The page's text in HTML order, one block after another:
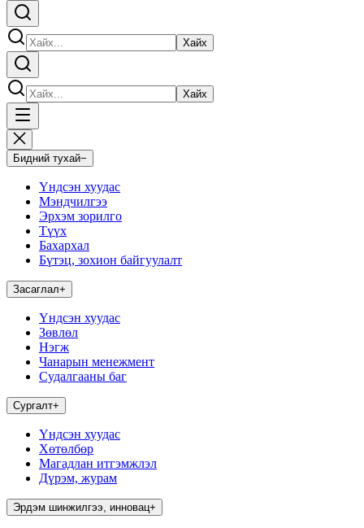
Хайх
Хайх
Бидний тухай−
Үндсэн хуудас
Мэндчилгээ
Эрхэм зорилго
Түүх
Бахархал
Бүтэц, зохион байгуулалт
Засаглал+
Үндсэн хуудас
Зөвлөл
Нэгж
Чанарын менежмент
Судалгааны баг
Сургалт+
Үндсэн хуудас
Хөтөлбөр
Магадлан итгэмжлэл
Дүрэм, журам
Эрдэм шинжилгээ, инновац+